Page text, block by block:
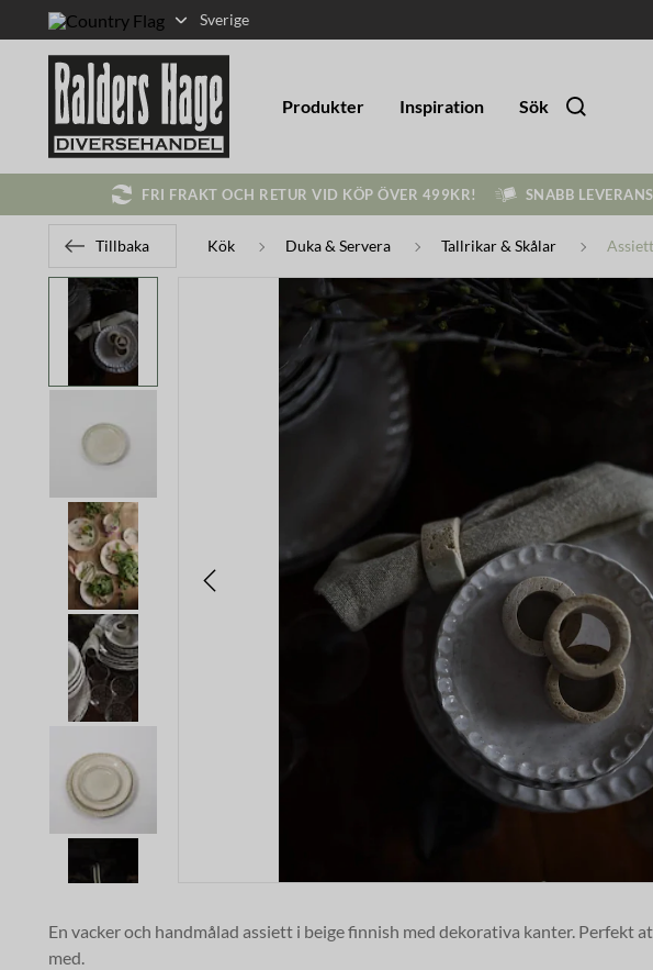
Sverige
Produkter Inspiration Sök
FRI FRAKT OCH RETUR VID KÖP ÖVER 499KR! SNABB
Tillbaka Kök Duka & Servera Tallrikar & Skålar
En vacker och handmålad assiett i beige finnish med dekorativa kanter. Perfekt
med.